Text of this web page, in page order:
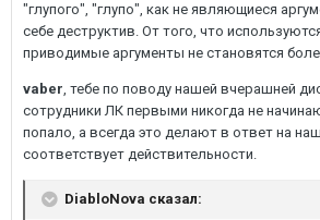
"глупого", "глупо", как не являющиеся
себе деструктив. От того, что
приводимые аргументы не становятся
vaber, тебе по поводу нашей вчерашней
сотрудники ЛК первыми никогда не
попало, а всегда это делают в ответ на
соответствует действительности.
DiabloNova сказал: